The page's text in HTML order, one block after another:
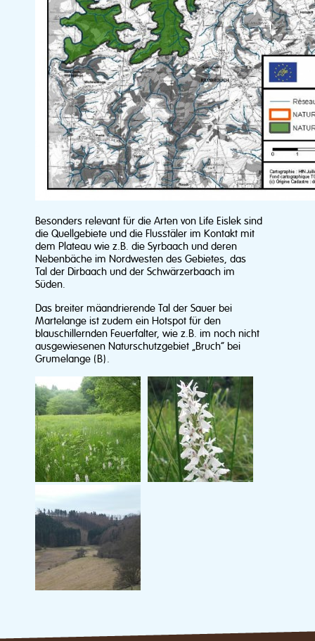
Besonders relevant für die Arten von Life Eislek sind
die Quellgebiete und die Flusstäler im Kontakt mit
dem Plateau wie z.B. die Syrbaach und deren
Nebenbäche im Nordwesten des Gebietes, das
Tal der Dirbaach und der Schwärzerbaach im
Süden.
Das breiter mäandrierende Tal der Sauer bei
Martelange ist zudem ein Hotspot für den
blauschillernden Feuerfalter, wie z.B. im noch nicht
ausgewiesenen Naturschutzgebiet „Bruch“ bei
Grumelange (B).